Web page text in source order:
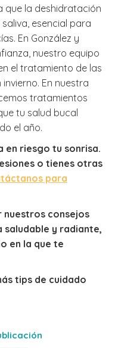
que la deshidratación
esencial para
En González y
nuestro equipo
el tratamiento de las
En nuestra
tratamientos
tu salud bucal
el año.
en riesgo tu sonrisa.
o tienes otras
para
nuestros consejos
saludable y radiante,
en la que te
tips de cuidado